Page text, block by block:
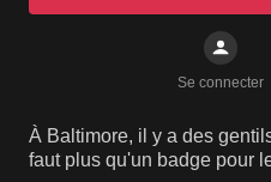
Se connecter
À Baltimore, il y a des
faut plus qu'un badge pour